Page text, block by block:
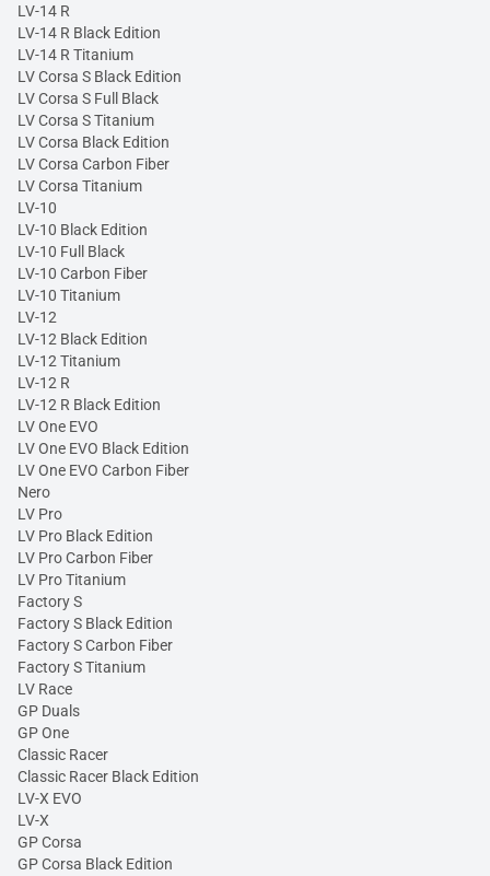
LV-14 R
LV-14 R Black Edition
LV-14 R Titanium
LV Corsa S Black Edition
LV Corsa S Full Black
LV Corsa S Titanium
LV Corsa Black Edition
LV Corsa Carbon Fiber
LV Corsa Titanium
LV-10
LV-10 Black Edition
LV-10 Full Black
LV-10 Carbon Fiber
LV-10 Titanium
LV-12
LV-12 Black Edition
LV-12 Titanium
LV-12 R
LV-12 R Black Edition
LV One EVO
LV One EVO Black Edition
LV One EVO Carbon Fiber
Nero
LV Pro
LV Pro Black Edition
LV Pro Carbon Fiber
LV Pro Titanium
Factory S
Factory S Black Edition
Factory S Carbon Fiber
Factory S Titanium
LV Race
GP Duals
GP One
Classic Racer
Classic Racer Black Edition
LV-X EVO
LV-X
GP Corsa
GP Corsa Black Edition